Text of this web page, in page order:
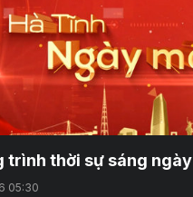
trình thời sự sáng
05:30